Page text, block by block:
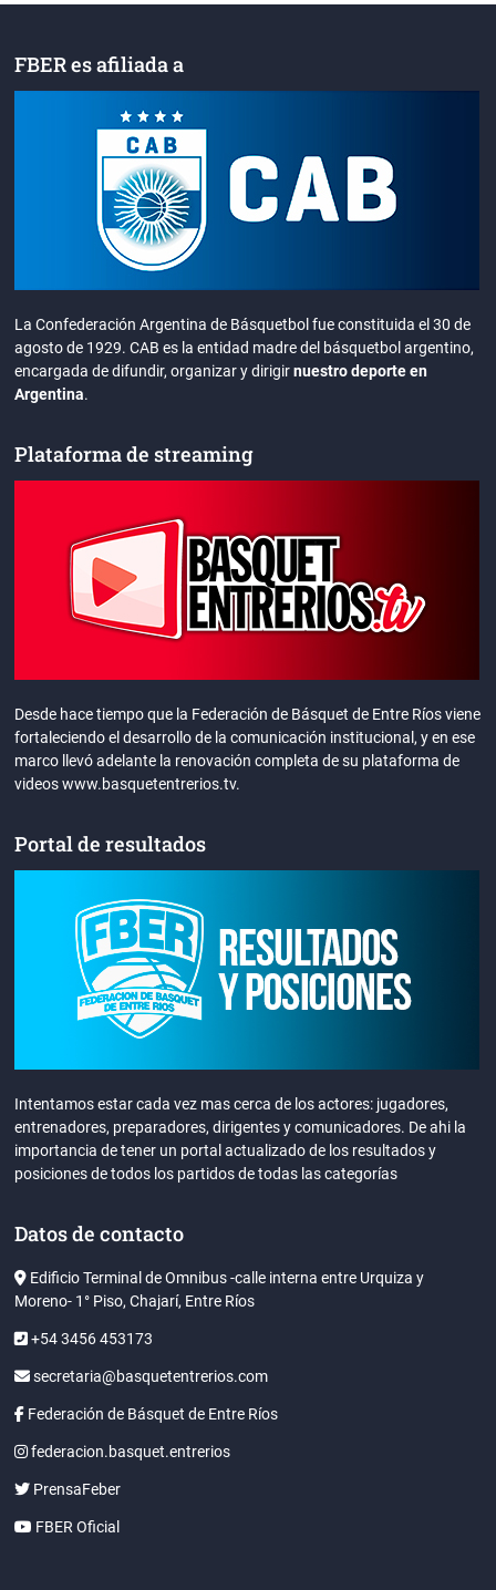
FBER es afiliada a
La Confederación Argentina de Básquetbol fue constituida el 30 de
agosto de 1929. CAB es la entidad madre del básquetbol argentino,
encargada de difundir, organizar y dirigirnuestro deporte en
Argentina.
Plataforma de streaming
Desde hace tiempo que la Federación de Básquet de Entre Ríos viene
fortaleciendo el desarrollo de la comunicación institucional, y en ese
marco llevó adelante la renovación completa de su plataforma de
videos www.basquetentrerios.tv.
Portal de resultados
Intentamos estar cada vez mas cerca de los actores: jugadores,
entrenadores, preparadores, dirigentes y comunicadores. De ahi la
importancia de tener un portal actualizado de los resultados y
posiciones de todos los partidos de todas las categorías
Datos de contacto
Edificio Terminal de Omnibus -calle interna entre Urquiza y
Moreno- 1° Piso, Chajarí, Entre Ríos
+54 3456 453173
secretaria@basquetentrerios.com
Federación de Básquet de Entre Ríos
federacion.basquet.entrerios
PrensaFeber
FBER Oficial